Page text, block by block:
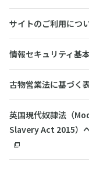
サイトのご利用につ
情報セキュリティ基
古物営業法に基づく
英国現代奴隷法（
Slavery Act 2015）